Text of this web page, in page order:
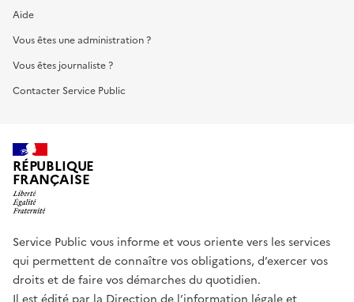
Aide
Vous êtes une administration ?
Vous êtes journaliste ?
Contacter Service Public
RÉPUBLIQUE
FRANÇAISE
Service Public vous informe et vous oriente vers les services
qui permettent de connaître vos obligations, d’exercer vos
droits et de faire vos démarches du quotidien.